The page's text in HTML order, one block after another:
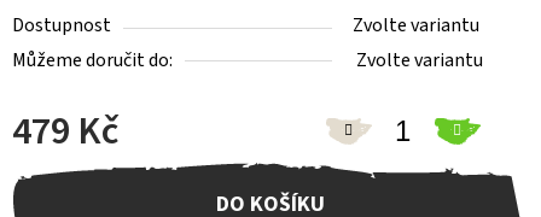
Dostupnost
Zvolte variantu
Můžeme doručit do:
Zvolte variantu
479 Kč
Měrná cena:
DO KOŠÍKU